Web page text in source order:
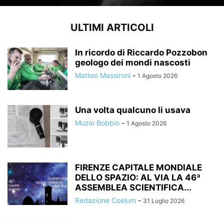
ULTIMI ARTICOLI
In ricordo di Riccardo Pozzobon
geologo dei mondi nascosti
Matteo Massironi - 1 Agosto 2026
Una volta qualcuno li usava
Muzio Bobbio - 1 Agosto 2026
FIRENZE CAPITALE MONDIALE
DELLO SPAZIO: AL VIA LA 46ª
ASSEMBLEA SCIENTIFICA...
Redazione Coelum - 31 Luglio 2026